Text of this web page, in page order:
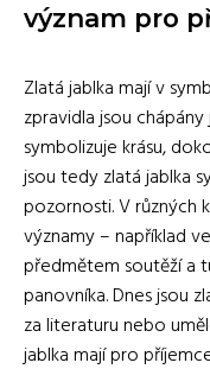
význam pro
Zlatá jablka mají v
zpravidla jsou
symbolizuje krásu,
jsou tedy zlatá jablka
pozornosti. V různých
významy – například
předmětem soutěží a
panovníka. Dnes jsou
za literaturu nebo
jablka mají pro